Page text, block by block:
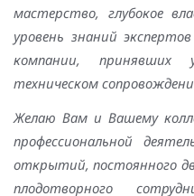
мастерство, глубокое
уровень знаний
компании,
техническом
Желаю Вам и Вашему
профессиональной
открытий, постоянного
плодотворного